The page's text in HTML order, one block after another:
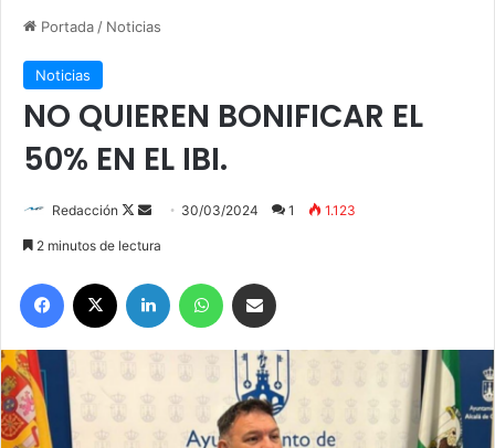
Portada / Noticias
Noticias
NO QUIEREN BONIFICAR EL
50% EN EL IBI.
Redacción
F
l
o
X
d
a
30/03/2024 1 1.123
2 minutos de lectura